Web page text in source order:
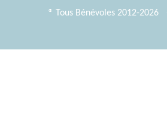
® Tous Bénévoles 2012-2026